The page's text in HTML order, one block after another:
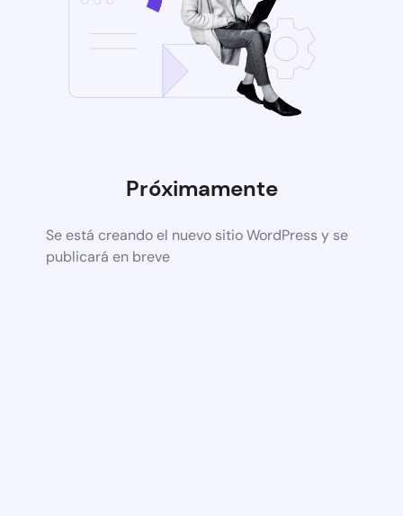
Próximamente
Se está creando el nuevo sitio WordPress y se
publicará en breve